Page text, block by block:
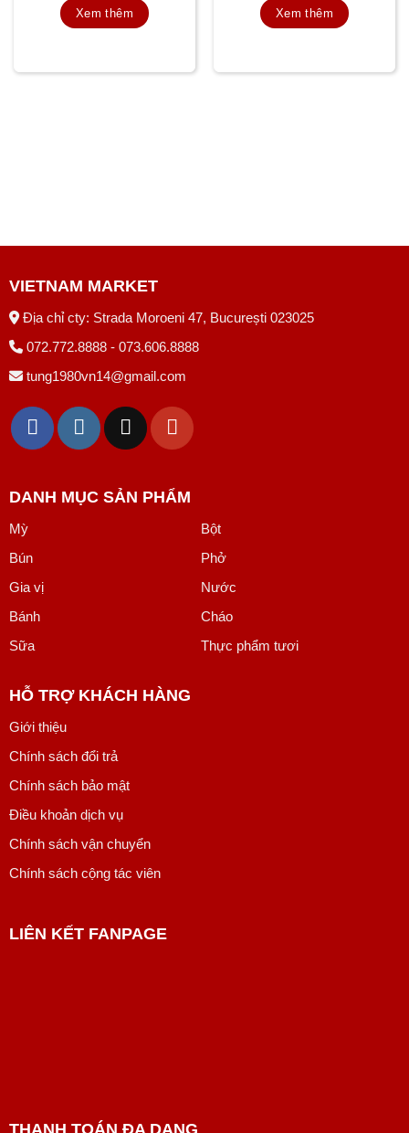
Xem thêm Xem thêm
VIETNAM MARKET
Địa chỉ cty: Strada Moroeni 47, București 023025
072.772.8888 - 073.606.8888
tung1980vn14@gmail.com
DANH MỤC SẢN PHẨM
Mỳ
Bột
Bún
Phở
Gia vị
Nước
Bánh
Cháo
Sữa
Thực phẩm tươi
HỖ TRỢ KHÁCH HÀNG
Giới thiệu
Chính sách đổi trả
Chính sách bảo mật
Điều khoản dịch vụ
Chính sách vận chuyển
Chính sách cộng tác viên
LIÊN KẾT FANPAGE
THANH TOÁN ĐA DẠNG